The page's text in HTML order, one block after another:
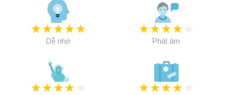
★★★★★
Dễ nhớ
★★★★
Phát âm
★★★★ ★★★★